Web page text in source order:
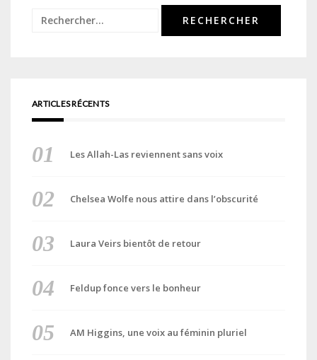
Rechercher :
ARTICLES RÉCENTS
Les Allah-Las reviennent sans voix
Chelsea Wolfe nous attire dans l’obscurité
Laura Veirs bientôt de retour
Feldup fonce vers le bonheur
AM Higgins, une voix au féminin pluriel